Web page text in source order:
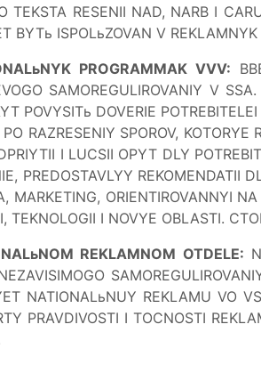
TEKSTA RESENII NAD, NARB I
BYTь ISPOLьZOVAN V REKLAMNYK
PROGRAMMAK VVV:
SAMOREGULIROVANIY V
POVYSITь DOVERIE
RAZRESENIY SPOROV,
I LUCSII OPYT DLY
PREDOSTAVLYY REKOMENDATII
MARKETING, ORIENTIROVANNYI
TEKNOLOGII I NOVYE OBLASTI.
REKLAMNOM OTDELE:
NATIONALьNUY REKLAMU VO
PRAVDIVOSTI I TOCNOSTI